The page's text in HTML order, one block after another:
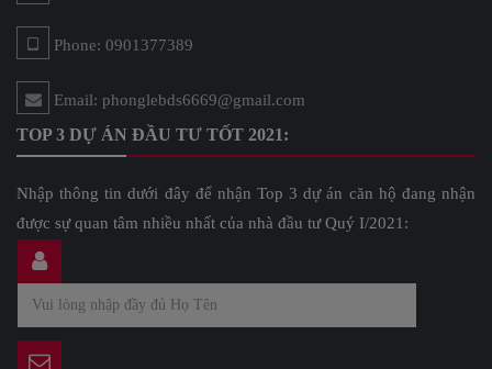
Phone: 0901377389
Email: phonglebds6669@gmail.com
TOP 3 DỰ ÁN ĐẦU TƯ TỐT 2021:
Nhập thông tin dưới đây để nhận Top 3 dự án căn hộ đang nhận
được sự quan tâm nhiều nhất của nhà đầu tư Quý I/2021: